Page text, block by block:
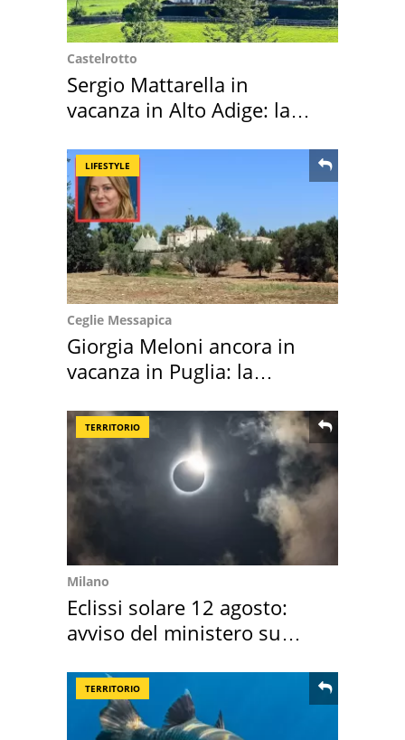
Castelrotto
Sergio Mattarella in
vacanza in Alto Adige: la
LIFESTYLE
Ceglie Messapica
Giorgia Meloni ancora in
vacanza in Puglia: la
TERRITORIO
Milano
Eclissi solare 12 agosto:
avviso del ministero su
TERRITORIO